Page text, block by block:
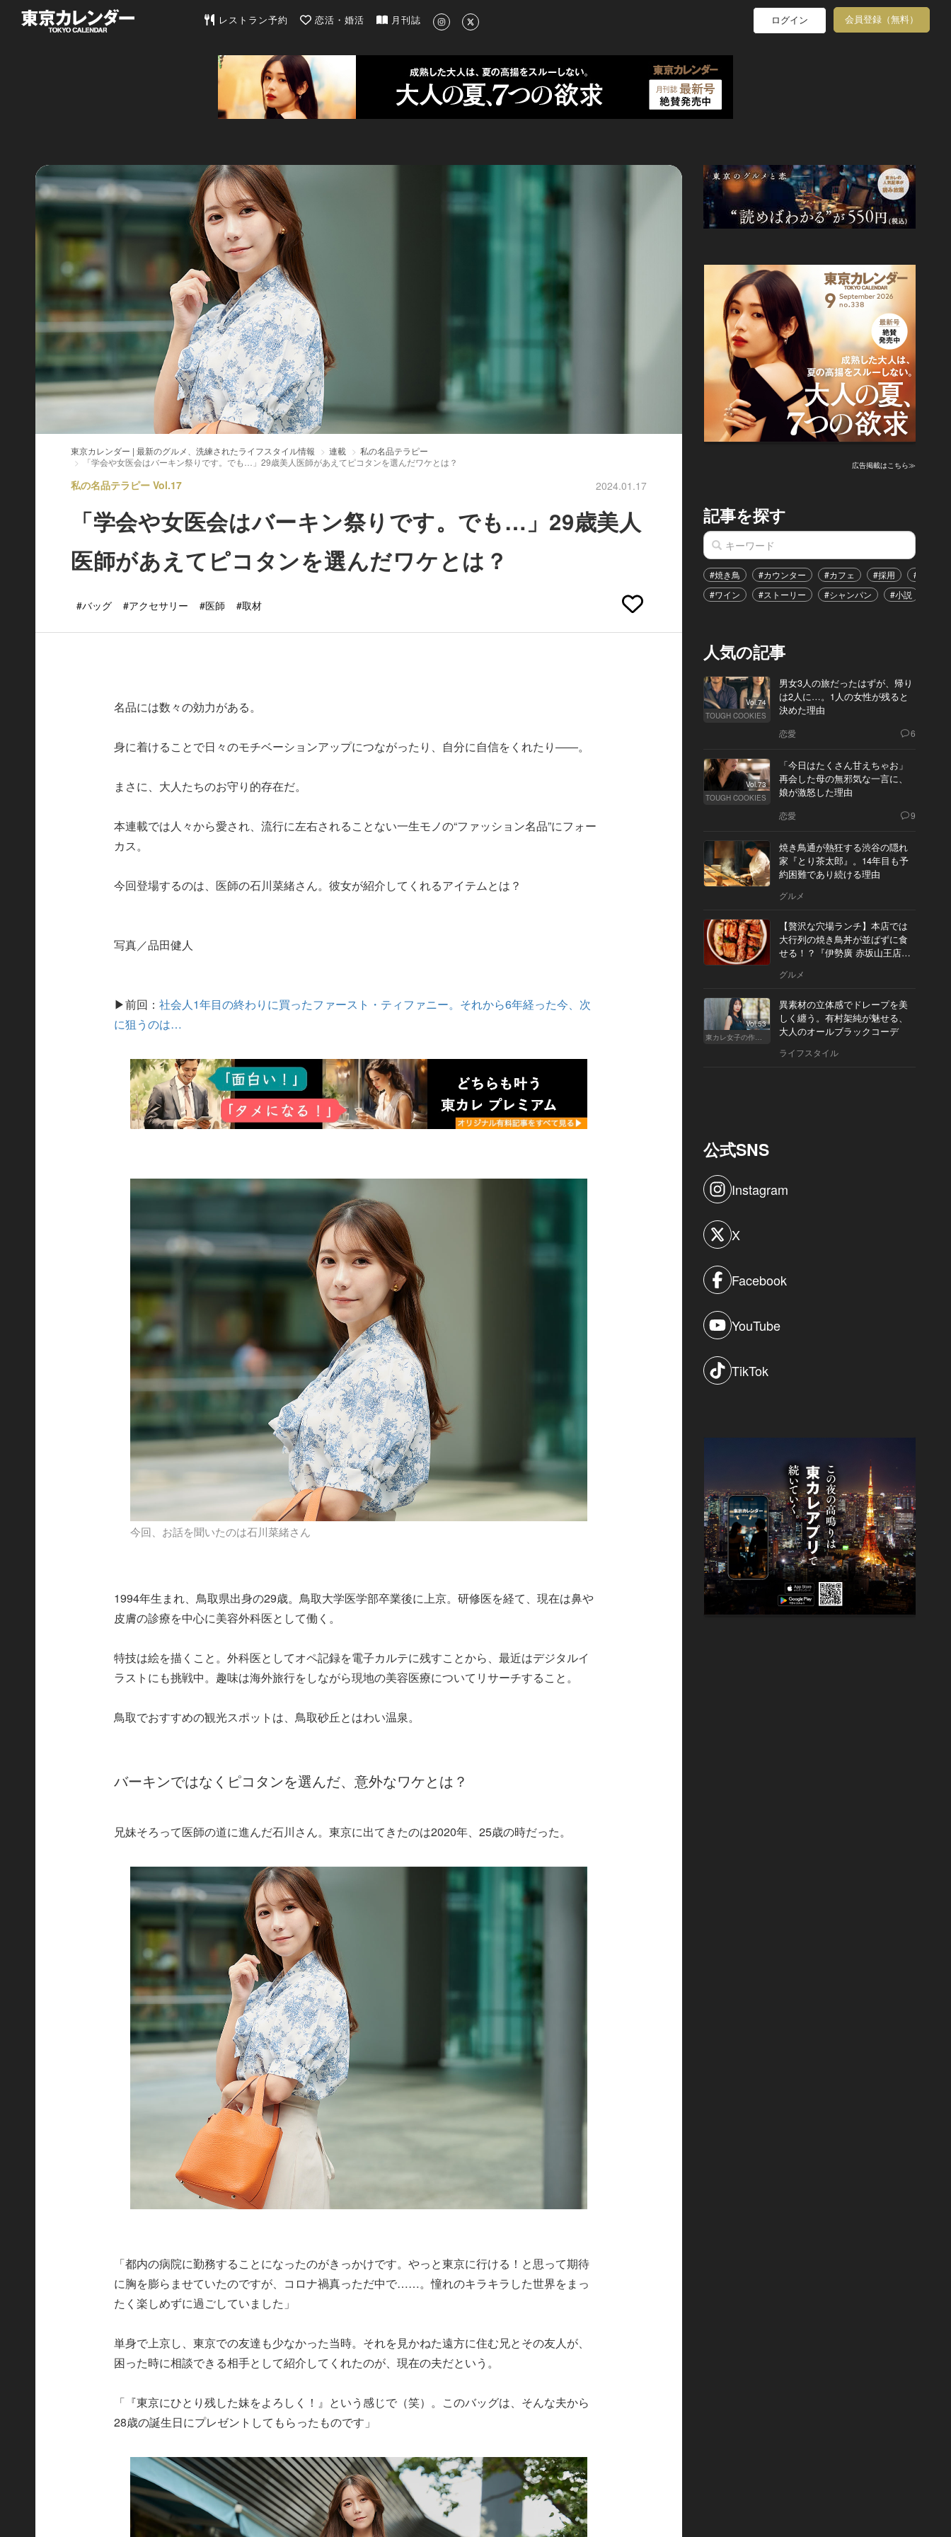
東京カレンダー | 最新のグルメ、洗練されたライフスタイル情報
レストラン予約 恋活・婚活 月刊誌 ログイン 会員登録（無料）
東京カレンダー | 最新のグルメ、洗練されたライフスタイル情報 連載
私の名品テラピー
「学会や女医会はバーキン祭りです。でも…」29歳美人医師があえてピコタンを選んだワケとは？
私の名品テラピー Vol.17 2024.01.17
「学会や女医会はバーキン祭りです。でも…」29歳美人
医師があえてピコタンを選んだワケとは？
#バッグ #アクセサリー #医師 #取材
名品には数々の効力がある。
身に着けることで日々のモチベーションアップにつながったり、自分に自信をくれたり――。
まさに、大人たちのお守り的存在だ。
本連載では人々から愛され、流行に左右されることない一生モノの“ファッション名品”にフォー
カス。
今回登場するのは、医師の石川菜緒さん。彼女が紹介してくれるアイテムとは？
写真／品田健人
▶前回：社会人1年目の終わりに買ったファースト・ティファニー。それから6年経った今、次
に狙うのは…
今回、お話を聞いたのは石川菜緒さん
1994年生まれ、鳥取県出身の29歳。鳥取大学医学部卒業後に上京。研修医を経て、現在は鼻や
皮膚の診療を中心に美容外科医として働く。
特技は絵を描くこと。外科医としてオペ記録を電子カルテに残すことから、最近はデジタルイ
ラストにも挑戦中。趣味は海外旅行をしながら現地の美容医療についてリサーチすること。
鳥取でおすすめの観光スポットは、鳥取砂丘とはわい温泉。
バーキンではなくピコタンを選んだ、意外なワケとは？
兄妹そろって医師の道に進んだ石川さん。東京に出てきたのは2020年、25歳の時だった。
「都内の病院に勤務することになったのがきっかけです。やっと東京に行ける！と思って期待
に胸を膨らませていたのですが、コロナ禍真っただ中で……。憧れのキラキラした世界をまっ
たく楽しめずに過ごしていました」
単身で上京し、東京での友達も少なかった当時。それを見かねた遠方に住む兄とその友人が、
困った時に相談できる相手として紹介してくれたのが、現在の夫だという。
「『東京にひとり残した妹をよろしく！』という感じで（笑）。このバッグは、そんな夫から
28歳の誕生日にプレゼントしてもらったものです」
広告掲載はこちら≫
記事を探す
#焼き鳥 #カウンター #カフェ #採用
#恋愛
#ワイン
#ストーリー #シャンパン #小説
人気の記事
Vol.74
TOUGH COOKIES
男女3人の旅だったはずが、帰り
は2人に…。1人の女性が残ると
決めた理由
恋愛 6
Vol.73
TOUGH COOKIES
「今日はたくさん甘えちゃお」
再会した母の無邪気な一言に、
娘が激怒した理由
恋愛 9
焼き鳥通が熱狂する渋谷の隠れ
家『とり茶太郎』。14年目も予
約困難であり続ける理由
グルメ
【贅沢な穴場ランチ】本店では
大行列の焼き鳥丼が並ばずに食
せる！？『伊勢廣 赤坂山王店』
グルメ
Vol.53
東カレ女子の作り方
異素材の立体感でドレープを美
しく纏う。有村架純が魅せる、
大人のオールブラックコーデ
ライフスタイル
公式SNS
Instagram
X
Facebook
YouTube
TikTok